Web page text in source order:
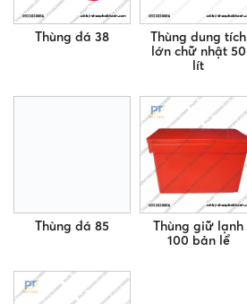
Thùng đá 38
Thùng dung tích
lớn chữ nhật 50
lít
Thùng đá 85
Thùng giữ lạnh
100 bản lể